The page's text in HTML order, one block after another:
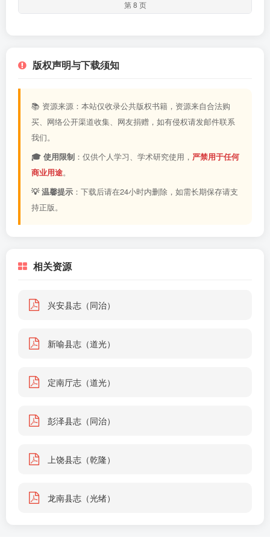
第 8 页
版权声明与下载须知
📚 资源来源：本站仅收录公共版权书籍，资源来自合法购
买、网络公开渠道收集、网友捐赠，如有侵权请发邮件联系
我们。
🎓 使用限制 ：仅供个人学习、学术研究使用， 严禁用于任何
商业用途。
💡 温馨提示 ：下载后请在24小时内删除，如需长期保存请支
持正版。
相关资源
兴安县志（同治）
新喻县志（道光）
定南厅志（道光）
彭泽县志（同治）
上饶县志（乾隆）
龙南县志（光绪）